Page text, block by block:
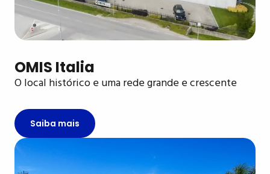
OMIS Italia
O local histórico e uma rede grande e crescente
Saiba mais